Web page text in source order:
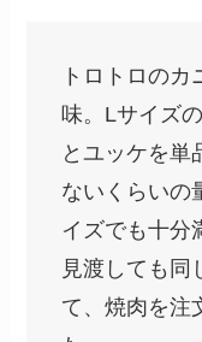
トロトロの
味。Lサイズ
とユッケを単
ないくらいの
イズでも十分
見渡しても同
て、焼肉を注